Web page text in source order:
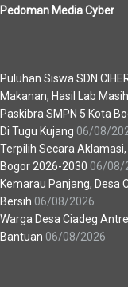
Pedoman Media Cyber
Puluhan Siswa SDN
Makanan, Hasil Lab
Paskibra SMPN 5 Kota
Di Tugu Kujang 06/08/
Terpilih Secara
Bogor 2026-2030 06/08/
Kemarau Panjang, Desa
Bersih 06/08/2026
Warga Desa Ciadeg
Bantuan 06/08/2026